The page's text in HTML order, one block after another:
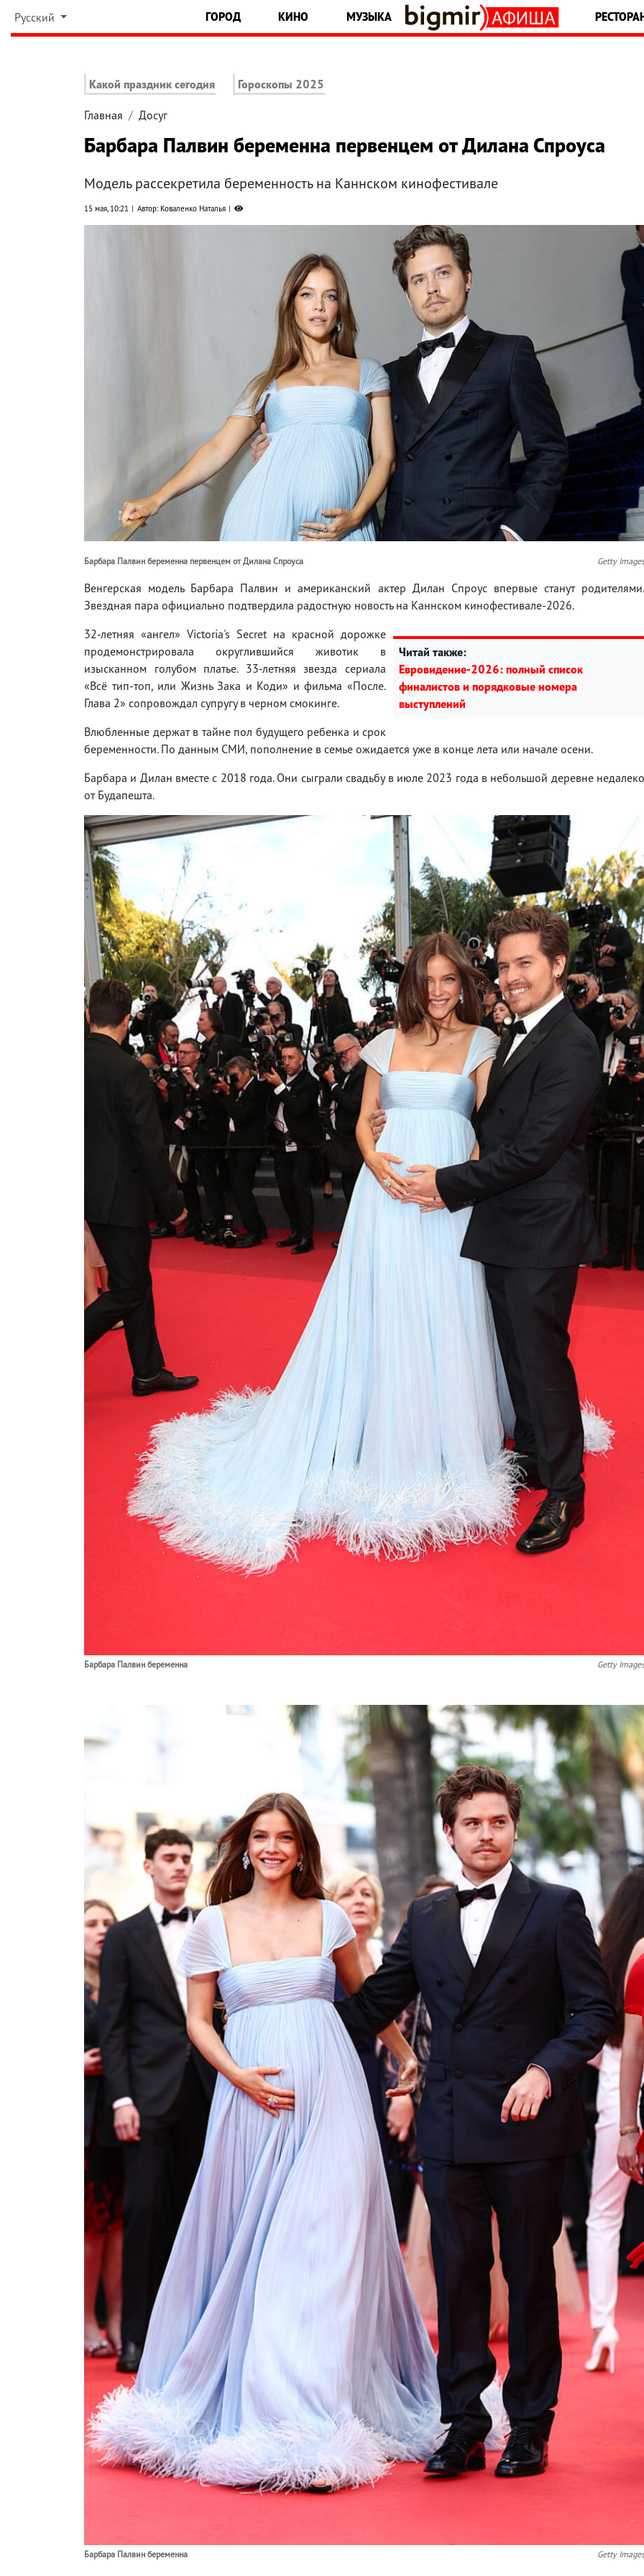
Русский ГОРОД КИНО МУЗЫКА
Какой праздник сегодня Гороскопы 2025
Главная Досуг
Барбара Палвин беременна первенцем от Дилана Спроуса
Модель рассекретила беременность на Каннском кинофестивале
15 мая, 10:21 Автор: Коваленко Наталья
Барбара Палвин беременна первенцем от Дилана Спроуса Getty Images
Венгерская модель Барбара Палвин и американский актер Дилан Спроус впервые станут родителями.
Звездная пара официально подтвердила радостную новость на Каннском кинофестивале-2026.
Читай также:
Евровидение-2026: полный список
финалистов и порядковые номера
выступлений
32-летняя «ангел» Victoria's Secret на красной дорожке
продемонстрировала округлившийся животик в
изысканном голубом платье. 33-летняя звезда сериала
«Всё тип-топ, или Жизнь Зака и Коди» и фильма «После.
Глава 2» сопровождал супругу в черном смокинге.
Влюбленные держат в тайне пол будущего ребенка и срок
беременности. По данным СМИ, пополнение в семье ожидается уже в конце лета или начале осени.
Барбара и Дилан вместе с 2018 года. Они сыграли свадьбу в июле 2023 года в небольшой деревне недалеко
от Будапешта.
Барбара Палвин беременна Getty Images
Барбара Палвин беременна Getty Images